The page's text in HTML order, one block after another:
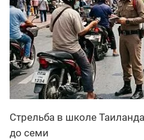
Стрельба в школе
до семи